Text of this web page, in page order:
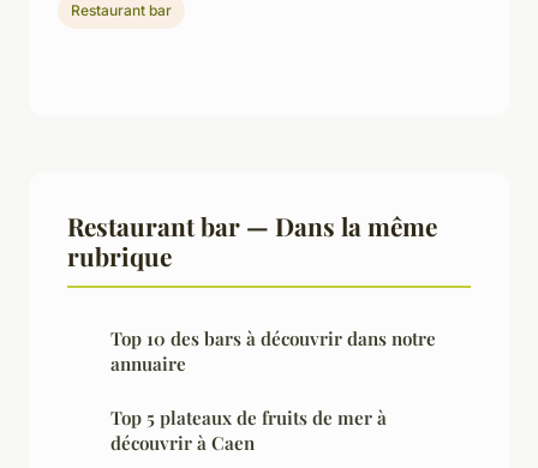
Restaurant bar
Restaurant bar — Dans la même
rubrique
Top 10 des bars à découvrir dans notre
annuaire
Top 5 plateaux de fruits de mer à
découvrir à Caen